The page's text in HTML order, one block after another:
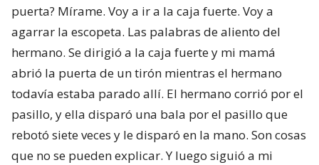
puerta? Mírame. Voy a ir a la caja fuerte. Voy a
agarrar la escopeta. Las palabras de aliento del
hermano. Se dirigió a la caja fuerte y mi mamá
abrió la puerta de un tirón mientras el hermano
todavía estaba parado allí. El hermano corrió por el
pasillo, y ella disparó una bala por el pasillo que
rebotó siete veces y le disparó en la mano. Son cosas
que no se pueden explicar. Y luego siguió a mi